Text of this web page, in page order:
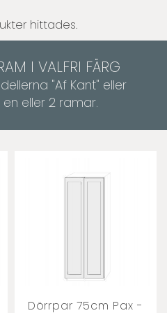
hittades.
I VALFRI FÄRG
"Af Kant" eller
eller 2 ramar.
Dörrpar 75cm Pax -